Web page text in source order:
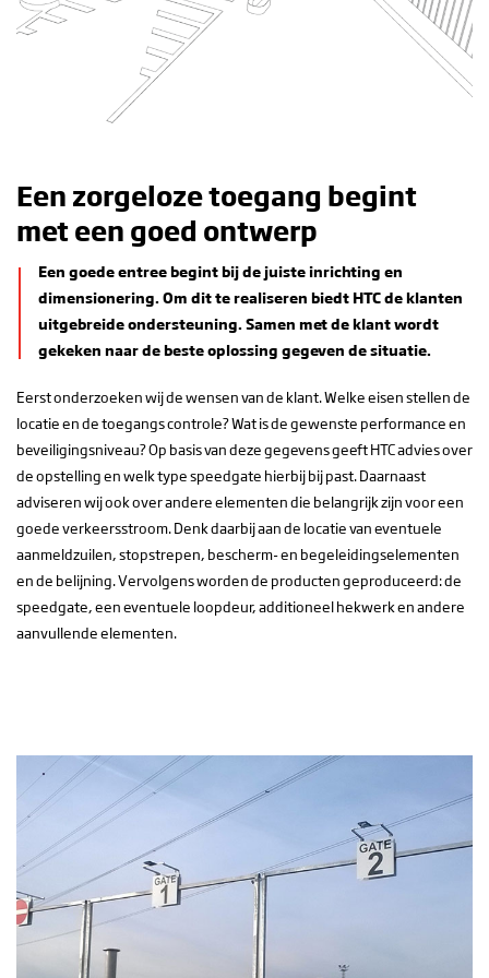
veilige, mooie en gebruiksvriendelijke
VVE Appartementen
volledig
mogelijk
Een zorgeloze toegang begint
met een goed ontwerp
Een goede entree begint bij de juiste inrichting en
dimensionering. Om dit te realiseren biedt HTC de klanten
uitgebreide ondersteuning. Samen met de klant wordt
gekeken naar de beste oplossing gegeven de situatie.
Eerst onderzoeken wij de wensen van de klant. Welke eisen stellen de
locatie en de toegangs controle? Wat is de gewenste performance en
beveiligingsniveau? Op basis van deze gegevens geeft HTC advies over
de opstelling en welk type speedgate hierbij bij past. Daarnaast
adviseren wij ook over andere elementen die belangrijk zijn voor een
goede verkeersstroom. Denk daarbij aan de locatie van eventuele
aanmeldzuilen, stopstrepen, bescherm- en begeleidingselementen
en de belijning. Vervolgens worden de producten geproduceerd: de
speedgate, een eventuele loopdeur, additioneel hekwerk en andere
aanvullende elementen.